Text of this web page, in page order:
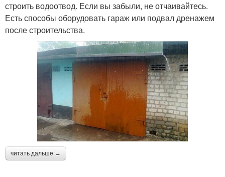
строить водоотвод. Если вы забыли, не отчаивайтесь.
Есть способы оборудовать гараж или подвал дренажем
после строительства.
читать дальше →